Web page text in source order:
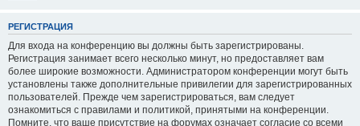
РЕГИСТРАЦИЯ
Для входа на конференцию вы должны быть зарегистрированы.
Регистрация занимает всего несколько минут, но предоставляет вам
более широкие возможности. Администратором конференции могут быть
установлены также дополнительные привилегии для зарегистрированных
пользователей. Прежде чем зарегистрироваться, вам следует
ознакомиться с правилами и политикой, принятыми на конференции.
Помните, что ваше присутствие на форумах означает согласие со всеми